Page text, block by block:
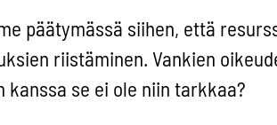
päätymässä siihen, että
riistäminen. Vankien
se ei ole niin tarkkaa?